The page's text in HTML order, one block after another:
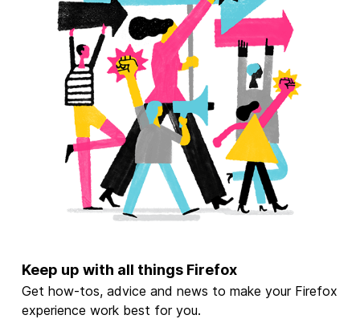
Keep up with all things Firefox
Get how-tos, advice and news to make your Firefox
experience work best for you.